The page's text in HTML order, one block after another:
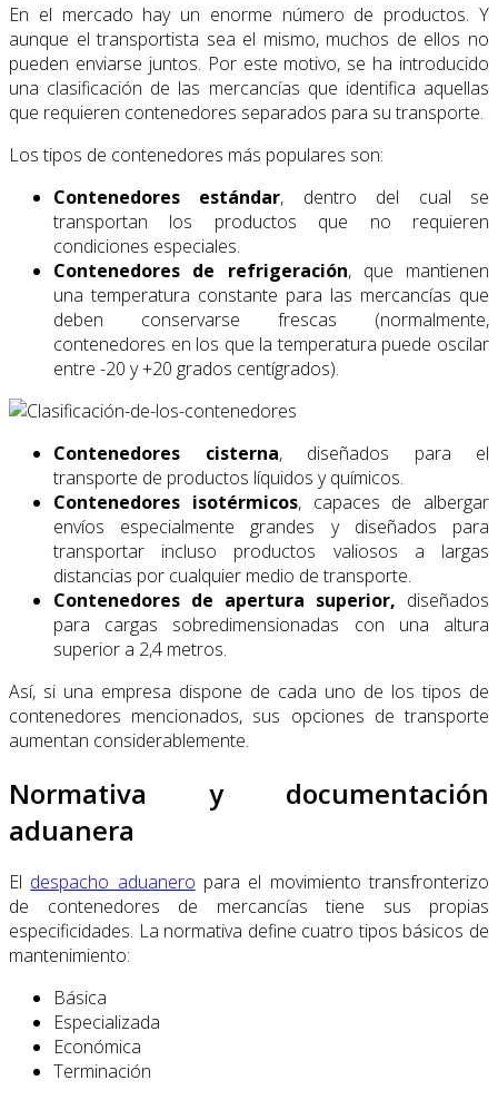
En el mercado hay un enorme número de productos. Y
aunque el transportista sea el mismo, muchos de ellos no
pueden enviarse juntos. Por este motivo, se ha introducido
una clasificación de las mercancías que identifica aquellas
que requieren contenedores separados para su transporte.
Los tipos de contenedores más populares son:
Contenedores estándar, dentro del cual se
transportan los productos que no requieren
condiciones especiales.
Contenedores de refrigeración, que mantienen
una temperatura constante para las mercancías que
deben conservarse frescas (normalmente,
contenedores en los que la temperatura puede oscilar
entre -20 y +20 grados centígrados).
Contenedores cisterna, diseñados para el
transporte de productos líquidos y químicos.
Contenedores isotérmicos, capaces de albergar
envíos especialmente grandes y diseñados para
transportar incluso productos valiosos a largas
distancias por cualquier medio de transporte.
Contenedores de apertura superior, diseñados
para cargas sobredimensionadas con una altura
superior a 2,4 metros.
Así, si una empresa dispone de cada uno de los tipos de
contenedores mencionados, sus opciones de transporte
aumentan considerablemente.
Normativa y documentación
aduanera
El despacho aduanero para el movimiento transfronterizo
de contenedores de mercancías tiene sus propias
especificidades. La normativa define cuatro tipos básicos de
mantenimiento:
Básica
Especializada
Económica
Terminación